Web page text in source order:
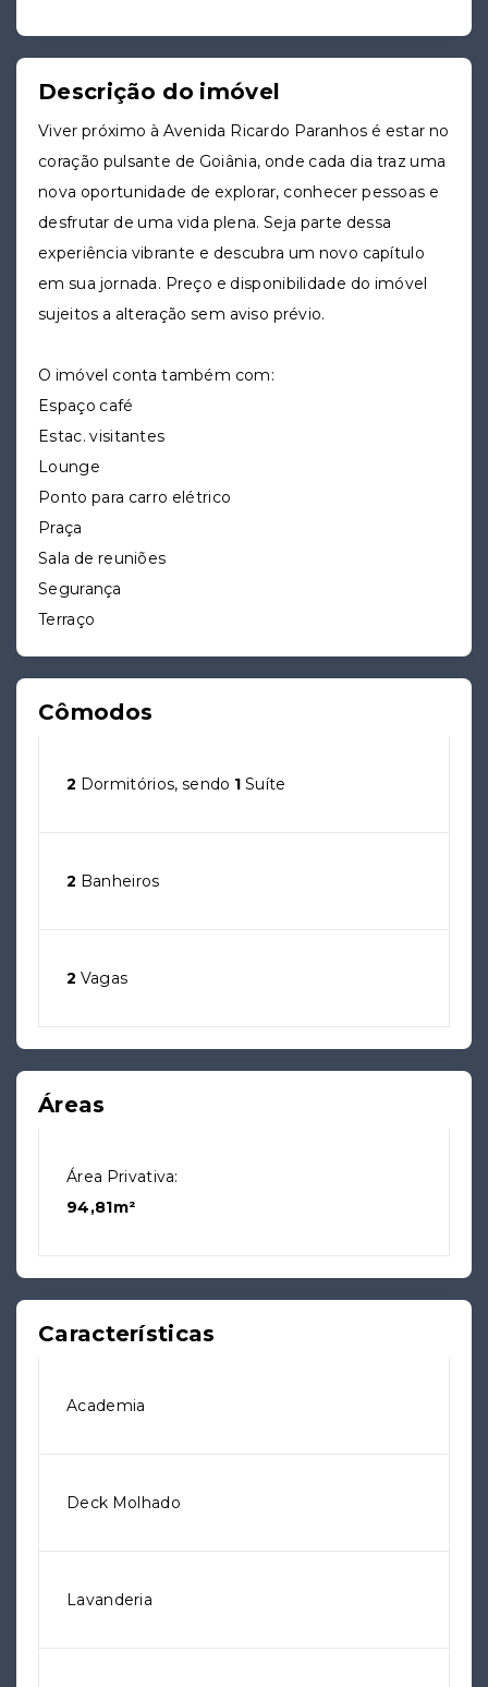
Descrição do imóvel
Viver próximo à Avenida Ricardo Paranhos é estar no
coração pulsante de Goiânia, onde cada dia traz uma
nova oportunidade de explorar, conhecer pessoas e
desfrutar de uma vida plena. Seja parte dessa
experiência vibrante e descubra um novo capítulo
em sua jornada. Preço e disponibilidade do imóvel
sujeitos a alteração sem aviso prévio.
O imóvel conta também com:
Espaço café
Estac. visitantes
Lounge
Ponto para carro elétrico
Praça
Sala de reuniões
Segurança
Terraço
Cômodos
2 Dormitórios, sendo 1 Suíte
2 Banheiros
2 Vagas
Áreas
Área Privativa:
94,81m²
Características
Academia
Deck Molhado
Lavanderia